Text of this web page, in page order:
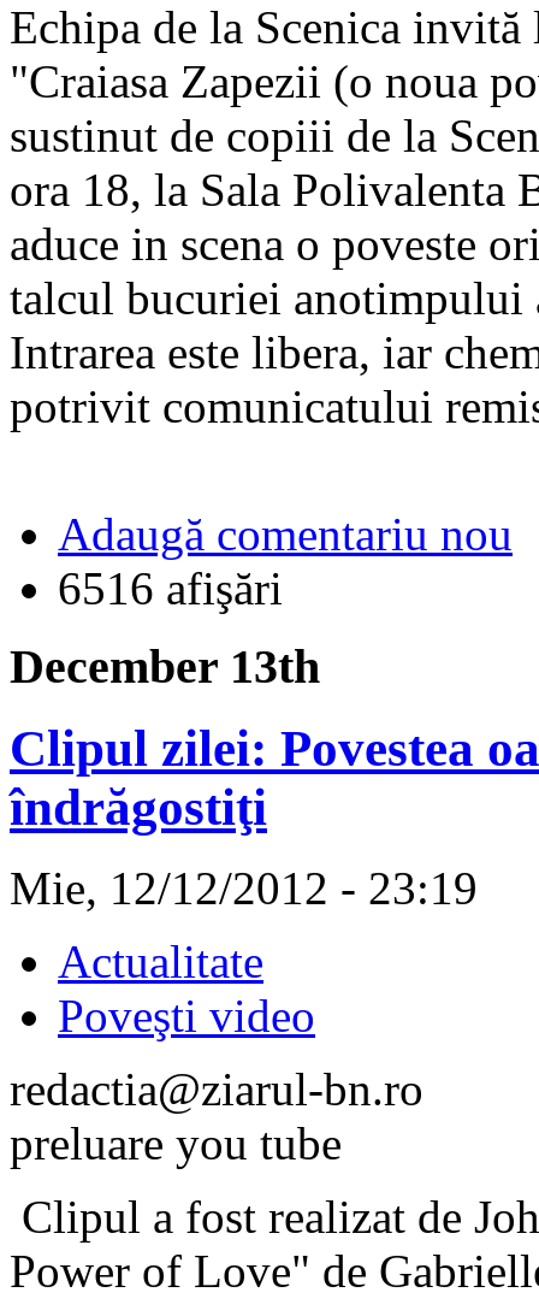
Echipa de la Scenica invită
"Craiasa Zapezii (o noua
sustinut de copiii de la
ora 18, la Sala
aduce in scena o poveste
talcul bucuriei anotimpului
Intrarea este libera, iar
potrivit comunicatului
Adaugă comentariu nou
6516 afişări
December 13th
Clipul zilei: Povestea
îndrăgostiţi
Mie, 12/12/2012 - 23:19
Actualitate
Poveşti video
redactia@ziarul-bn.ro
preluare you tube
Clipul a fost realizat de
Power of Love" de